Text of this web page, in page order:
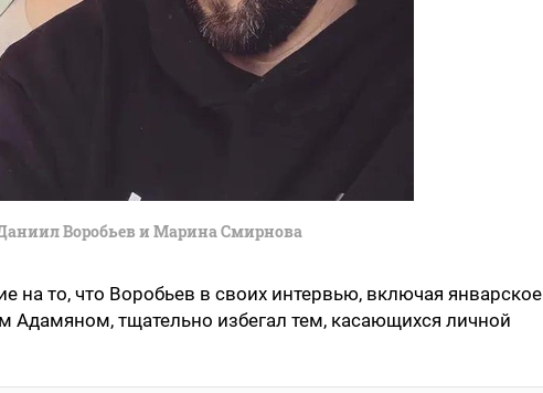
Воробьев и Марина Смирнова
на то, что Воробьев в своих интервью, включая январское
Адамяном, тщательно избегал тем, касающихся личной